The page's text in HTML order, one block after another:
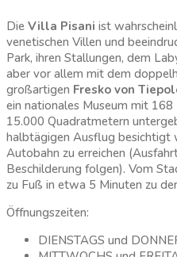
Die Villa Pisani ist
venetischen Villen und
Park, ihren Stallungen, dem
aber vor allem mit dem
großartigen Fresko von
ein nationales Museum mit 168
15.000 Quadratmetern
halbtägigen Ausflug besichtigt
Autobahn zu erreichen
Beschilderung folgen). Vom
zu Fuß in etwa 5 Minuten zu
Öffnungszeiten:
DIENSTAGS und